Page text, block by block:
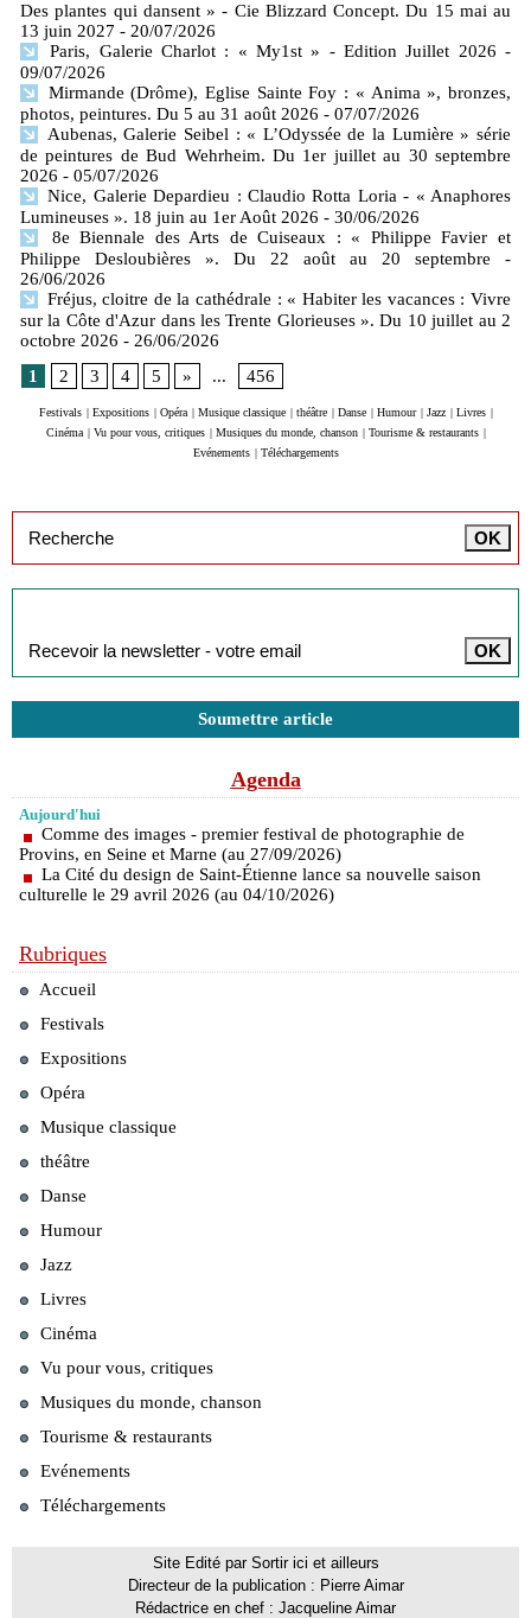
Des plantes qui dansent » - Cie Blizzard Concept. Du 15 mai au
13 juin 2027 - 20/07/2026
Paris, Galerie Charlot : « My1st » - Edition Juillet 2026 -
09/07/2026
Mirmande (Drôme), Eglise Sainte Foy : « Anima », bronzes,
photos, peintures. Du 5 au 31 août 2026 - 07/07/2026
Aubenas, Galerie Seibel : « L’Odyssée de la Lumière » série
de peintures de Bud Wehrheim. Du 1er juillet au 30 septembre
2026 - 05/07/2026
Nice, Galerie Depardieu : Claudio Rotta Loria - « Anaphores
Lumineuses ». 18 juin au 1er Août 2026 - 30/06/2026
8e Biennale des Arts de Cuiseaux : « Philippe Favier et
Philippe Desloubières ». Du 22 août au 20 septembre
-
26/06/2026
Fréjus, cloitre de la cathédrale : « Habiter les vacances : Vivre
sur la Côte d'Azur dans les Trente Glorieuses ». Du 10 juillet au 2
octobre 2026 - 26/06/2026
1
2 3 4 5 » ... 456
Festivals Expositions Opéra Musique classique théâtre Danse Humour Jazz Livres
Cinéma
Vu pour vous, critiques Musiques du monde, chanson Tourisme & restaurants
Evénements
Téléchargements
Soumettre article
Agenda
Aujourd'hui
Comme des images - premier festival de photographie de
Provins, en Seine et Marne (au 27/09/2026)
La Cité du design de Saint-Étienne lance sa nouvelle saison
culturelle le 29 avril 2026 (au 04/10/2026)
Rubriques
Accueil
Festivals
Expositions
Opéra
Musique classique
théâtre
Danse
Humour
Jazz
Livres
Cinéma
Vu pour vous, critiques
Musiques du monde, chanson
Tourisme & restaurants
Evénements
Téléchargements
Site Edité par Sortir ici et ailleurs
Directeur de la publication : Pierre Aimar
Rédactrice en chef : Jacqueline Aimar